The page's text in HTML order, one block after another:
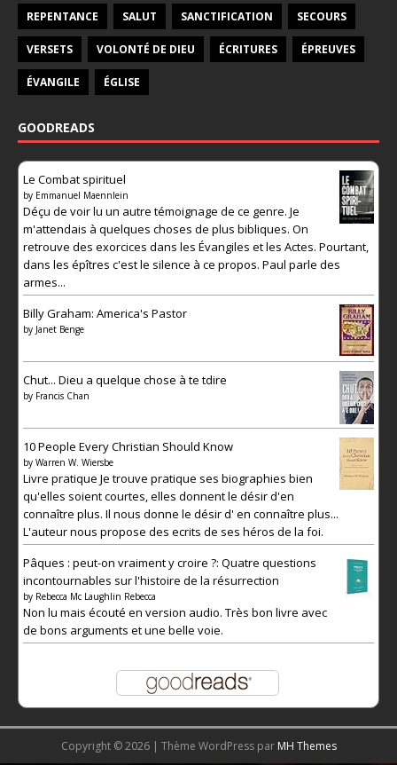
REPENTANCE SALUT SANCTIFICATION SECOURS
VERSETS VOLONTÉ DE DIEU ÉCRITURES ÉPREUVES
ÉVANGILE ÉGLISE
GOODREADS
Le Combat spirituel
by Emmanuel Maennlein
Déçu de voir lu un autre témoignage de ce genre. Je
m'attendais à quelques choses de plus bibliques. On
retrouve des exorcices dans les Évangiles et les Actes. Pourtant,
dans les épîtres c'est le silence à ce propos. Paul parle des
armes...
Billy Graham: America's Pastor
by Janet Benge
Chut... Dieu a quelque chose à te tdire
by Francis Chan
10 People Every Christian Should Know
by Warren W. Wiersbe
Livre pratique Je trouve pratique ses biographies bien
qu'elles soient courtes, elles donnent le désir d'en
connaître plus. Il nous donne le désir d' en connaître plus...
L'auteur nous propose des ecrits de ses héros de la foi.
Pâques : peut-on vraiment y croire ?: Quatre questions
incontournables sur l'histoire de la résurrection
by Rebecca Mc Laughlin Rebecca
Non lu mais écouté en version audio. Très bon livre avec
de bons arguments et une belle voie.
Copyright © 2026 | Thème WordPress par MH Themes